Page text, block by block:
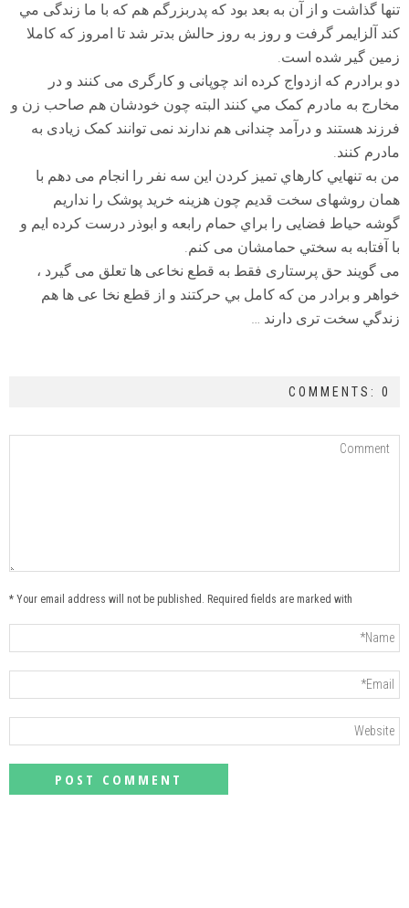
تنها گذاشت و از آن به بعد بود كه پدربزرگم هم كه با ما زندگی مي
كند آلزايمر گرفت و روز به روز حالش بدتر شد تا امروز كه كاملا
زمين گير شده است.
دو برادرم كه ازدواج كرده اند چوپانی و كارگری می كنند و در
مخارج به مادرم كمک مي كنند البته چون خودشان هم صاحب زن و
فرزند هستند و درآمد چندانی هم ندارند نمی توانند كمک زيادی به
مادرم كنند.
من به تنهايي كارهاي تميز كردن اين سه نفر را انجام می دهم با
همان روشهای سخت قديم چون هزينه خريد پوشک را نداريم
گوشه حياط فضايی را براي حمام رابعه و ابوذر درست كرده ايم و
با آفتابه به سختي حمامشان می كنم.
می گويند حق پرستاری فقط به قطع نخاعی ها تعلق می گيرد ،
خواهر و برادر من كه كامل بي حركتند و از قطع نخا عی ها هم
زندگي سخت تری دارند …
COMMENTS: 0
Your email address will not be published. Required fields are marked with *